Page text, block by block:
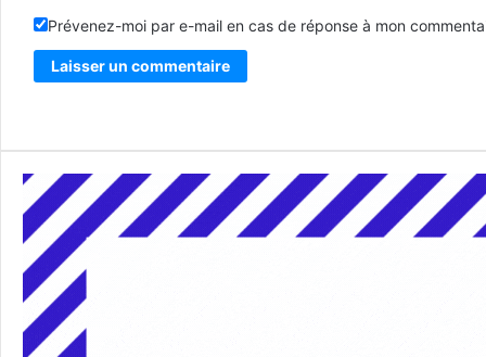
Prévenez-moi par e-mail en cas de réponse à mon